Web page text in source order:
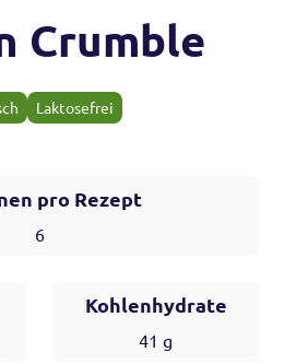
Crumble
Laktosefrei
pro Rezept
6
Kohlenhydrate
41 g